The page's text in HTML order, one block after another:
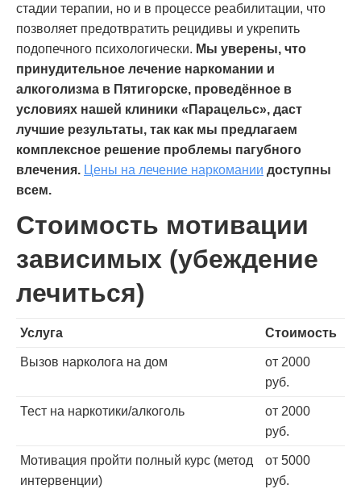
стадии терапии, но и в процессе реабилитации, что
позволяет предотвратить рецидивы и укрепить
подопечного психологически. Мы уверены, что
принудительное лечение наркомании и
алкоголизма в Пятигорске, проведённое в
условиях нашей клиники «Парацельс», даст
лучшие результаты, так как мы предлагаем
комплексное решение проблемы пагубного
влечения. Цены на лечение наркомании доступны
всем.
Стоимость мотивации
зависимых (убеждение
лечиться)
Услуга Стоимость
Вызов нарколога на дом
от 2000
руб.
Тест на наркотики/алкоголь
от 2000
руб.
Мотивация пройти полный курс (метод
интервенции)
от 5000
руб.